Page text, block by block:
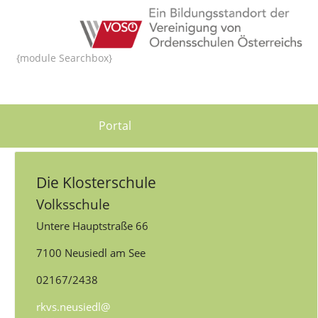
{module Searchbox}
Portal
Die Klosterschule
Volksschule
Untere Hauptstraße 66
7100 Neusiedl am See
02167/2438
rkvs.neusiedl@